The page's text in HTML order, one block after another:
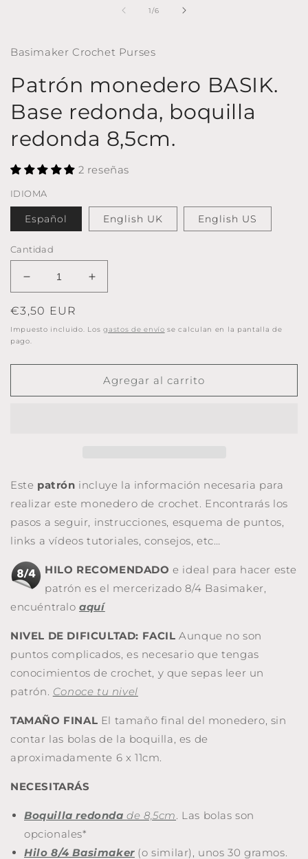
ventana
1/de
6
Basimaker Crochet Purses
Patrón monedero BASIK.
Base redonda, boquilla
redonda 8,5cm.
2 reseñas
IDIOMA
Español English UK English US
Cantidad
Reducir
cantidad
para
Patrón
monedero
Base
boquilla
Aumentar
cantidad
Patrón
Base
redonda,
boquilla
Precio
habitual
€3,50 EUR
Impuesto incluido. Losgastos de envío se calculan en la pantalla de
pago.
Agregar al carrito
Este patrón incluye la información necesaria para
realizar este monedero de crochet. Encontrarás los
pasos a seguir, instrucciones, esquema de puntos,
links a vídeos tutoriales, consejos, etc…
HILO RECOMENDADOe ideal para hacer este
patrón es el mercerizado 8/4 Basimaker,
encuéntraloaquí
NIVEL DE DIFICULTAD: FACIL Aunque no son
puntos complicados, es necesario que tengas
conocimientos de crochet, y que sepas leer un
patrón. Conoce tu nivel
TAMAÑO FINAL El tamaño final del monedero, sin
contar las bolas de la boquilla, es de
aproximadamente 6 x 11cm.
NECESITARÁS
Boquilla redondade 8,5cm. Las bolas son
opcionales*
Hilo 8/4 Basimaker (o similar), unos 30 gramos.